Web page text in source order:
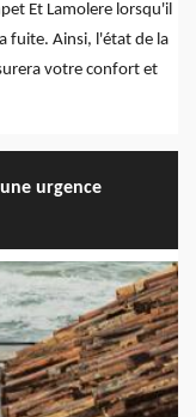
Et Lamolere lorsqu'il
fuite. Ainsi, l'état de la
votre confort et
urgence